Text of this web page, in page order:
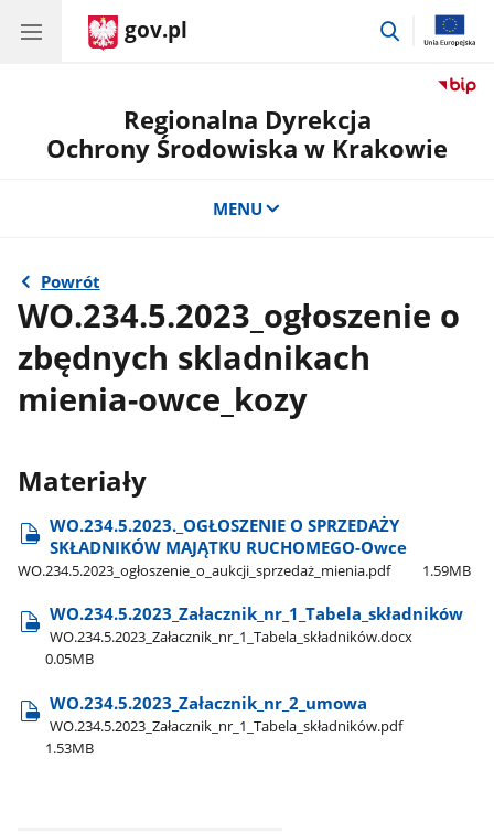
gov.pl
przejdź
Regionalna Dyrekcja
Ochrony Środowiska w Krakowie
MENU
Powrót
WO.234.5.2023_ogłoszenie o
zbędnych skladnikach
mienia-owce_kozy
Materiały
WO.234.5.2023.​_OGŁOSZENIE O SPRZEDAŻY
SKŁADNIKÓW MAJĄTKU RUCHOMEGO-Owce
WO.234.5.2023​_ogłoszenie​_o​_aukcji​_sprzedaż​_mienia.pdf 1.59MB
WO.234.5.2023​_Załacznik​_nr​_1​_Tabela​_składników
WO.234.5.2023​_Załacznik​_nr​_1​_Tabela​_składników.docx
0.05MB
WO.234.5.2023​_Załacznik​_nr​_2​_umowa
WO.234.5.2023​_Załacznik​_nr​_1​_Tabela​_składników.pdf
1.53MB